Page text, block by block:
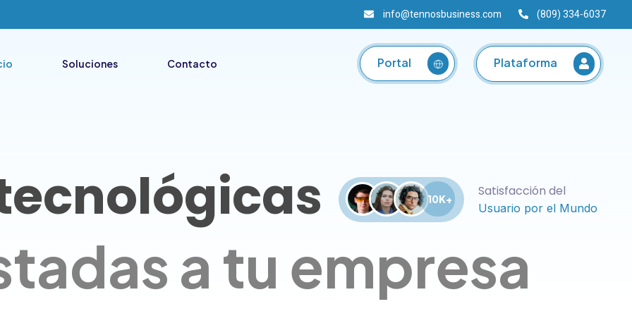
info@tennosbusiness.com (809) 334-6037
Soluciones Contacto Portal Plataforma
10K+ Satisfacción del
Usuario por el Mundo
a tu empresa